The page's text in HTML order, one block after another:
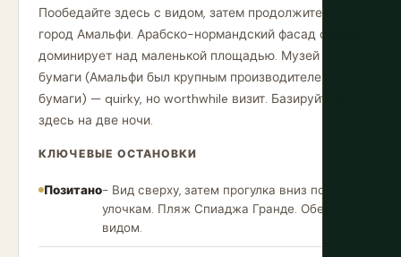
Пообедайте здесь с видом, затем продолжите в
город Амальфи. Арабско-нормандский фасад собора
доминирует над маленькой площадью. Музей
бумаги (Амальфи был крупным производителем
бумаги) — quirky, но worthwhile визит. Базируйтесь
здесь на две ночи.
КЛЮЧЕВЫЕ ОСТАНОВКИ
Позитано- Вид сверху, затем прогулка вниз по
улочкам. Пляж Спиаджа Гранде. Обед с
видом.